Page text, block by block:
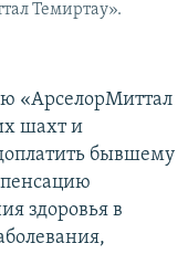
Темиртау».
«АрселорМиттал
шахт и
бывшему
здоровья в